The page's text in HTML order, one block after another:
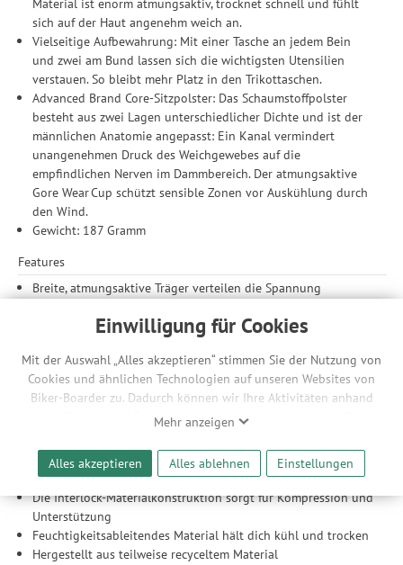
Einwilligung für Cookies
Mit der Auswahl „Alles akzeptieren“ stimmen Sie der Nutzung von
Cookies und ähnlichen Technologien auf unseren Websites von
Biker-Boarder zu. Dadurch können wir Ihre Aktivitäten anhand
Ihrer Geräte- und Browsereinstellungen nachvollziehen. Dies
ermöglicht es uns, anhand ihrer Interessen nutzungsbasierte
Werbeanzeigen für Sie bereitzustellen sowie Funktionalitäten
unserer Website sicherzustellen und stetig zu verbessern. Dabei
werden Ihre Daten auch an Drittanbieter und Werbepartner
weitergegeben. Die Verarbeitung erfolgt ausschließlich zum
Zwecke der Einbindung von Streaming-Inhalten und der
Durchführung von statistischer Analyse, Reichweitenmessungen,
Mehr anzeigen
Alles akzeptieren Alles ablehnen Einstellungen
sich auf der Haut angenehm weich an.
Vielseitige Aufbewahrung: Mit einer Tasche an jedem Bein
und zwei am Bund lassen sich die wichtigsten Utensilien
verstauen. So bleibt mehr Platz in den Trikottaschen.
Advanced Brand Core-Sitzpolster: Das Schaumstoffpolster
besteht aus zwei Lagen unterschiedlicher Dichte und ist der
männlichen Anatomie angepasst: Ein Kanal vermindert
unangenehmen Druck des Weichgewebes auf die
empfindlichen Nerven im Dammbereich. Der atmungsaktive
Gore Wear Cup schützt sensible Zonen vor Auskühlung durch
den Wind.
Gewicht: 187 Gramm
Features
Breite, atmungsaktive Träger verteilen die Spannung
Die Central Torso Architecture sorgt dafür, dass das
4 Taschen (eine an jedem Bein, zwei am Bund) zur
Aufbewahrung
Weiche Silikon Applikationen im offenkantig verarbeitetem
Material / Konstruktion
Die Interlock-Materialkonstruktion sorgt für Kompression und
Unterstützung
Feuchtigkeitsableitendes Material hält dich kühl und trocken
Hergestellt aus teilweise recyceltem Material